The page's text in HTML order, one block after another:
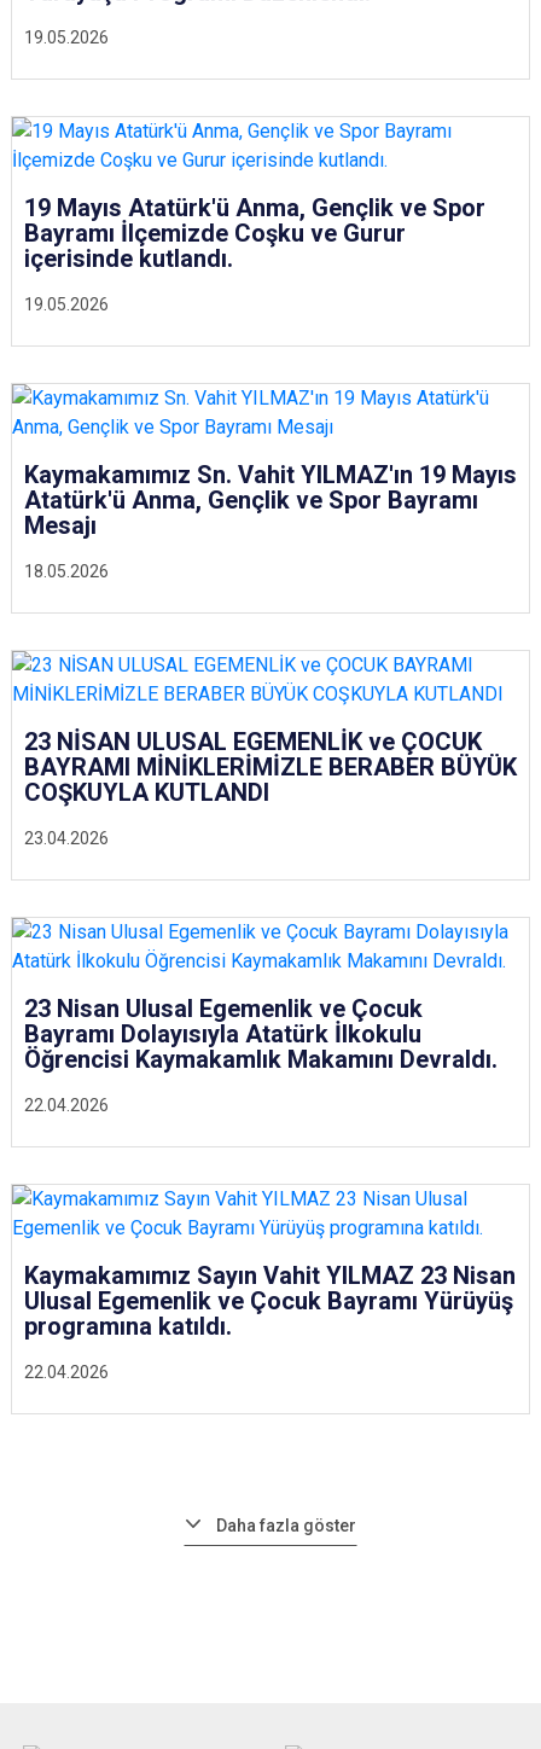
19.05.2026
19.05.2026
19 Mayıs Atatürk'ü Anma, Gençlik ve Spor
Bayramı İlçemizde Coşku ve Gurur
içerisinde kutlandı.
18.05.2026
Kaymakamımız Sn. Vahit YILMAZ'ın 19 Mayıs
Atatürk'ü Anma, Gençlik ve Spor Bayramı
Mesajı
23.04.2026
23 NİSAN ULUSAL EGEMENLİK ve ÇOCUK
BAYRAMI MİNİKLERİMİZLE BERABER BÜYÜK
COŞKUYLA KUTLANDI
22.04.2026
23 Nisan Ulusal Egemenlik ve Çocuk
Bayramı Dolayısıyla Atatürk İlkokulu
Öğrencisi Kaymakamlık Makamını Devraldı.
22.04.2026
Kaymakamımız Sayın Vahit YILMAZ 23 Nisan
Ulusal Egemenlik ve Çocuk Bayramı Yürüyüş
programına katıldı.
Daha fazla göster